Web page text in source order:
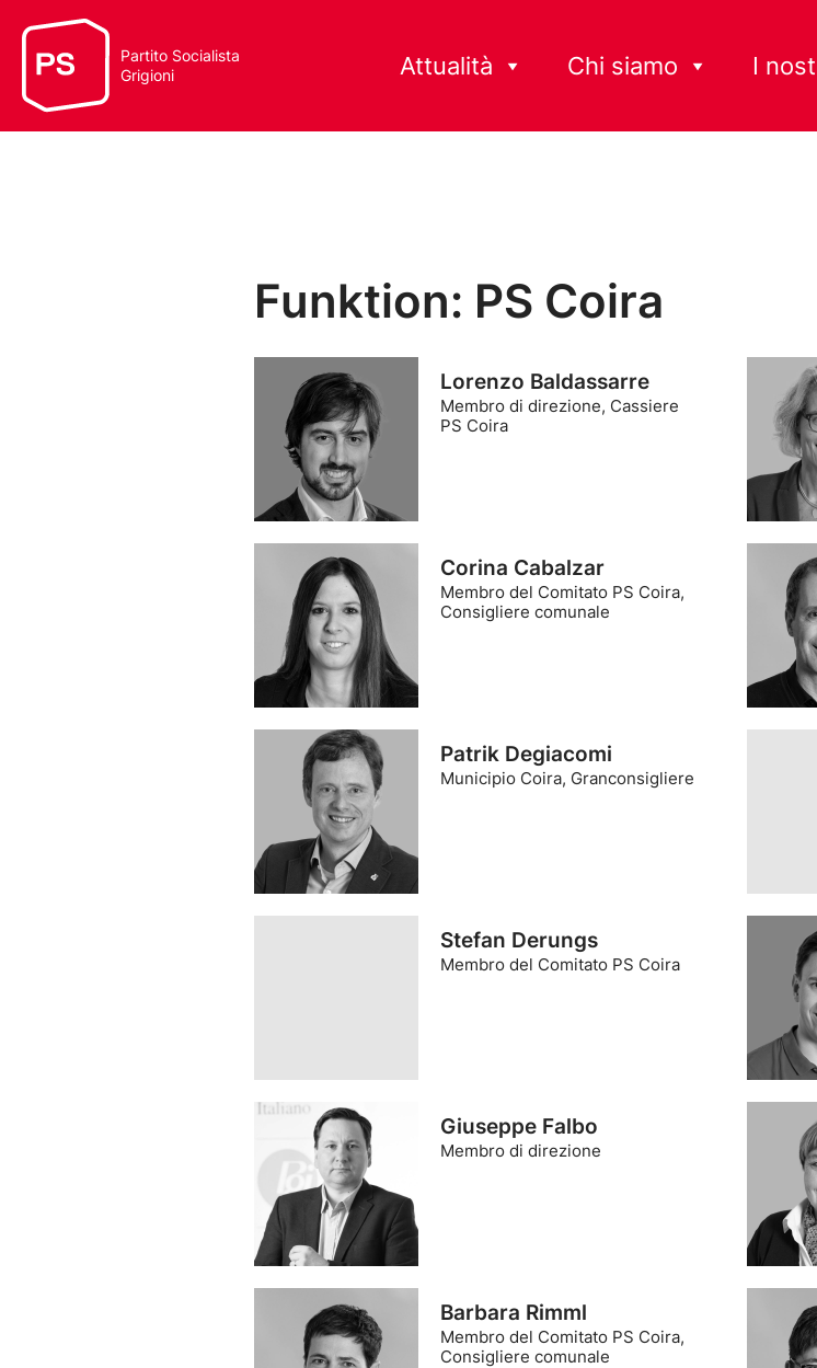
Partito Socialista
Grigioni
Attualità Chi siamo I
Funktion: PS Coira
Lorenzo Baldassarre
Membro di direzione, Cassiere
PS Coira
Corina Cabalzar
Membro del Comitato PS Coira,
Consigliere comunale
Patrik Degiacomi
Municipio Coira, Granconsigliere
Stefan Derungs
Membro del Comitato PS Coira
Giuseppe Falbo
Membro di direzione
Barbara Rimml
Membro del Comitato PS Coira,
Consigliere comunale